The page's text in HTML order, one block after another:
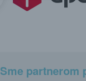
Sme partnerom